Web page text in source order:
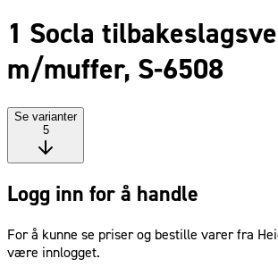
1 Socla
m/muffer, S-6508
Se varianter
5
Logg inn for å handle
For å kunne se priser og bestille varer fra
være innlogget.